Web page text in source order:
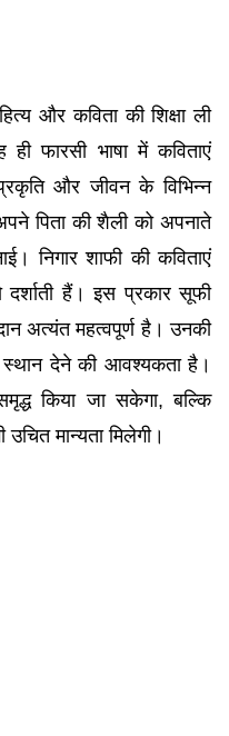
और कविता की शिक्षा ली
फारसी भाषा में कविताएं
और जीवन के विभिन्न
पिता की शैली को अपनाते
निगार शाफी की कविताएं
हैं। इस प्रकार सूफी
अत्यंत महत्वपूर्ण है। उनकी
देने की आवश्यकता है।
किया जा सकेगा, बल्कि
मान्यता मिलेगी।